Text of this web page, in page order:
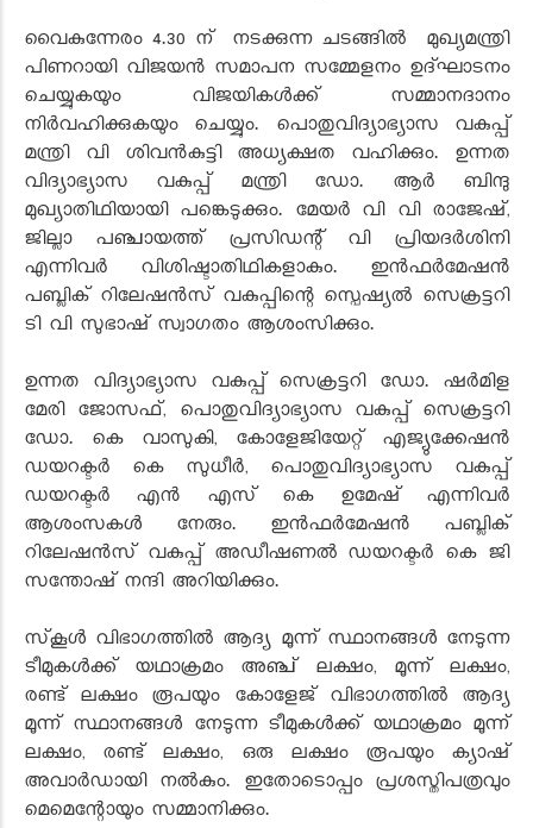
വൈകുന്നേരം 4.30 ന് നടക്കുന്ന ചടങ്ങില്‍ മുഖ്യമന്ത്രി
പിണറായി വിജയന്‍ സമാപന സമ്മേളനം ഉദ്ഘാടനം
ചെയ്യുകയും വിജയികള്‍ക്ക് സമ്മാനദാനം
നിര്‍വഹിക്കുകയും ചെയ്യും. പൊതുവിദ്യാഭ്യാസ വകുപ്പ്
മന്ത്രി വി ശിവന്‍കുട്ടി അധ്യക്ഷത വഹിക്കും. ഉന്നത
വിദ്യാഭ്യാസ വകുപ്പ് മന്ത്രി ഡോ. ആര്‍ ബിന്ദു
മുഖ്യാതിഥിയായി പങ്കെടുക്കും. മേയര്‍ വി വി രാജേഷ്,
ജില്ലാ പഞ്ചായത്ത് പ്രസിഡന്റ് വി പ്രിയദര്‍ശിനി
എന്നിവര്‍ വിശിഷ്ടാതിഥികളാകും. ഇന്‍ഫര്‍മേഷന്‍
പബ്ലിക് റിലേഷന്‍സ് വകുപ്പിന്റെ സ്പെഷ്യല്‍ സെക്രട്ടറി
ടി വി സുഭാഷ് സ്വാഗതം ആശംസിക്കും.
ഉന്നത വിദ്യാഭ്യാസ വകുപ്പ് സെക്രട്ടറി ഡോ. ഷര്‍മിള
മേരി ജോസഫ്, പൊതുവിദ്യാഭ്യാസ വകുപ്പ് സെക്രട്ടറി
ഡോ. കെ വാസുകി, കോളേജിയേറ്റ് എജ്യുക്കേഷന്‍
ഡയറക്ടര്‍ കെ സുധീര്‍, പൊതുവിദ്യാഭ്യാസ വകുപ്പ്
ഡയറക്ടര്‍ എന്‍ എസ് കെ ഉമേഷ് എന്നിവര്‍
ആശംസകള്‍ നേരും. ഇന്‍ഫര്‍മേഷന്‍ പബ്ലിക്
റിലേഷന്‍സ് വകുപ്പ് അഡീഷണല്‍ ഡയറക്ടര്‍ കെ ജി
സന്തോഷ് നന്ദി അറിയിക്കും.
സ്‌കൂള്‍ വിഭാഗത്തില്‍ ആദ്യ മൂന്ന് സ്ഥാനങ്ങള്‍ നേടുന്ന
ടീമുകള്‍ക്ക് യഥാക്രമം അഞ്ച് ലക്ഷം, മൂന്ന് ലക്ഷം,
രണ്ട് ലക്ഷം രൂപയും കോളേജ് വിഭാഗത്തില്‍ ആദ്യ
മൂന്ന് സ്ഥാനങ്ങള്‍ നേടുന്ന ടീമുകള്‍ക്ക് യഥാക്രമം മൂന്ന്
ലക്ഷം, രണ്ട് ലക്ഷം, ഒരു ലക്ഷം രൂപയും ക്യാഷ്
അവാര്‍ഡായി നല്‍കും. ഇതോടൊപ്പം പ്രശസ്തിപത്രവും
മെമെന്റോയും സമ്മാനിക്കും.